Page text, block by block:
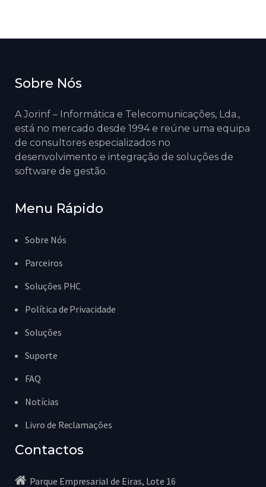
Sobre Nós
A Jorinf – Informática e Telecomunicações, Lda.,
está no mercado desde 1994 e reúne uma equipa
de consultores especializados no
desenvolvimento e integração de soluções de
software de gestão.
Menu Rápido
Sobre Nós
Parceiros
Soluções PHC
Política de Privacidade
Soluções
Suporte
FAQ
Notícias
Livro de Reclamações
Contactos
Parque Empresarial de Eiras, Lote 16